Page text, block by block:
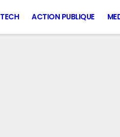
TECH ACTION PUBLIQUE